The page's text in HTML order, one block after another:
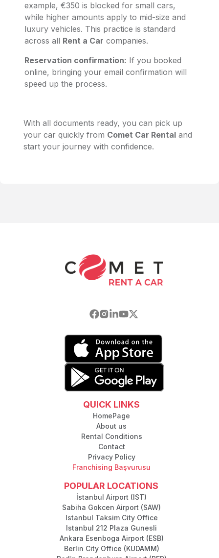
example, €350 is blocked for small cars,
while higher amounts apply to mid-size and
luxury vehicles. This practice is standard
across all Rent a Car companies.
Reservation confirmation: If you booked
online, bringing your email confirmation will
speed up the process.
With all documents ready, you can pick up
your car quickly from Comet Car Rental and
start your journey with confidence.
QUICK LINKS
HomePage
About us
Rental Conditions
Contact
Privacy Policy
Franchising Başvurusu
POPULAR LOCATIONS
İstanbul Airport (IST)
Sabiha Gokcen Airport (SAW)
Istanbul Taksim City Office
Istanbul 212 Plaza Gunesli
Ankara Esenboga Airport (ESB)
Berlin City Office (KUDAMM)